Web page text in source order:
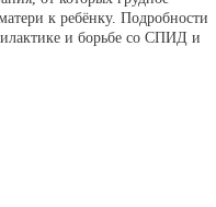
к ребёнку. Подробности
и борьбе со СПИД и